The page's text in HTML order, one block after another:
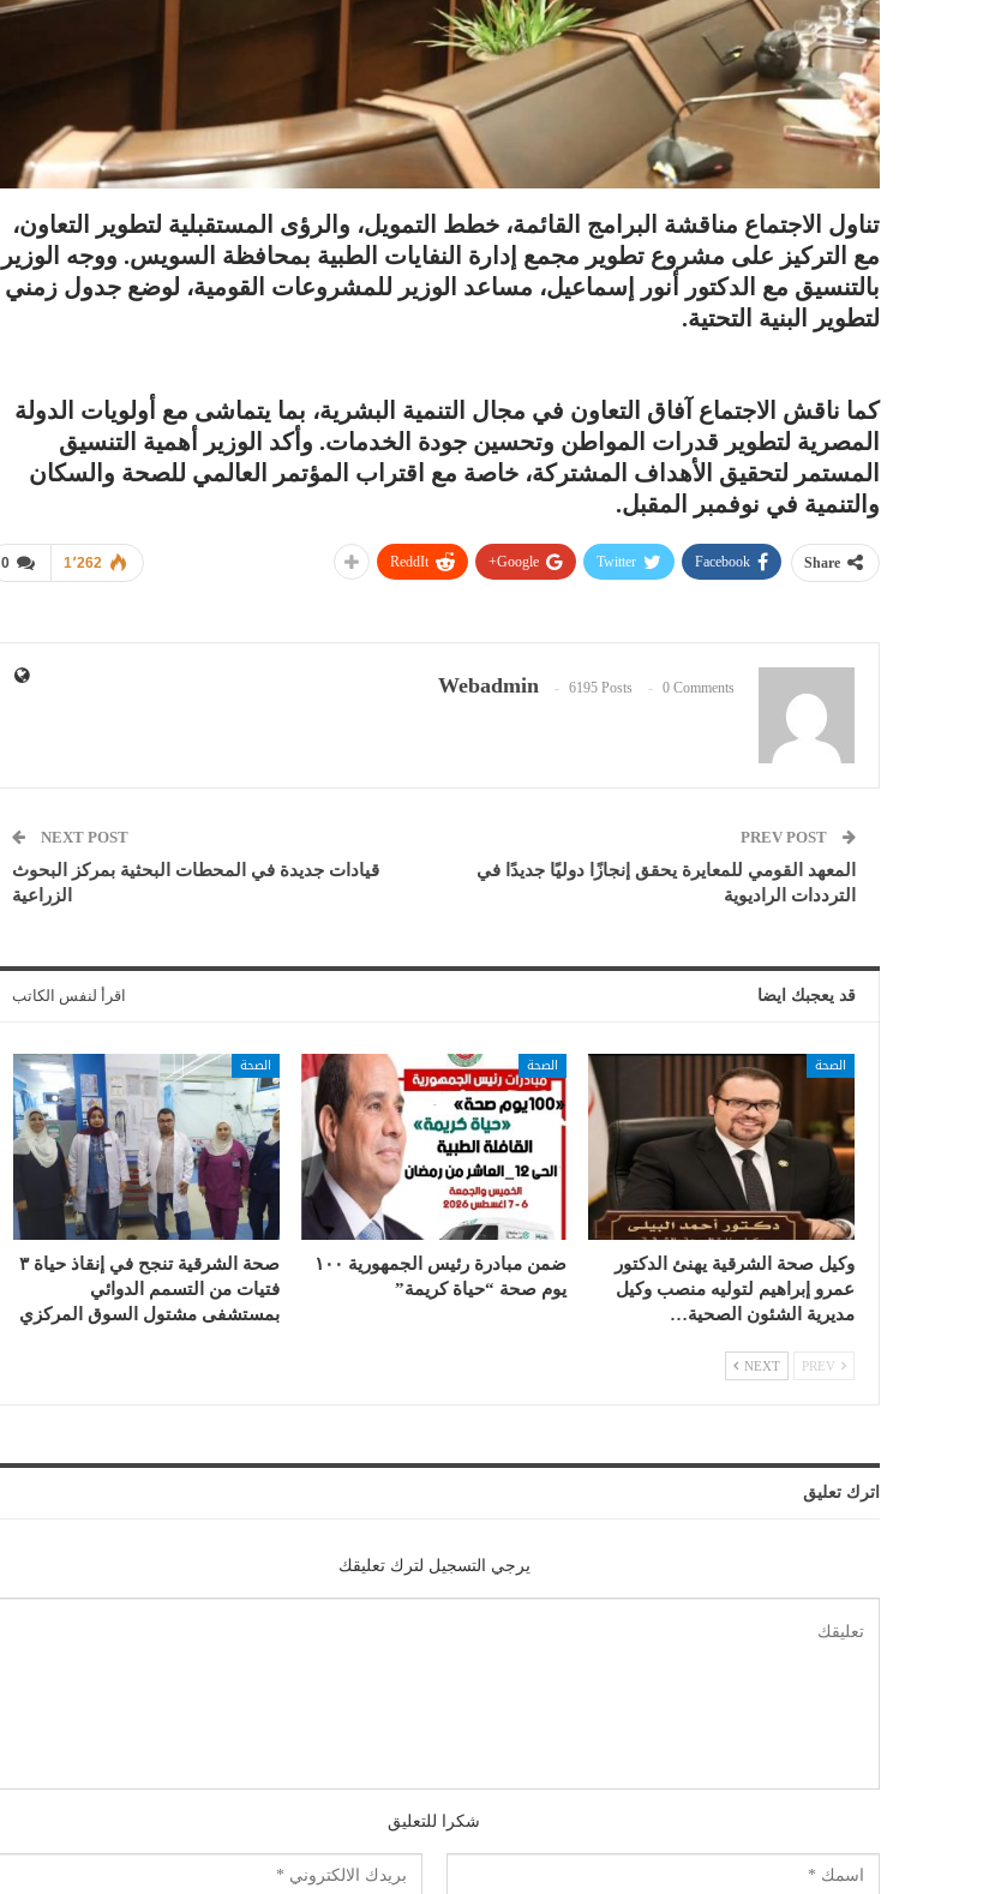
تناول الاجتماع مناقشة البرامج القائمة، خطط التمويل، والرؤى المستقبلية لتطوير التعاون،
مع التركيز على مشروع تطوير مجمع إدارة النفايات الطبية بمحافظة السويس. ووجه الوزير
بالتنسيق مع الدكتور أنور إسماعيل، مساعد الوزير للمشروعات القومية، لوضع جدول زمني
لتطوير البنية التحتية.
كما ناقش الاجتماع آفاق التعاون في مجال التنمية البشرية، بما يتماشى مع أولويات الدولة
المصرية لتطوير قدرات المواطن وتحسين جودة الخدمات. وأكد الوزير أهمية التنسيق
المستمر لتحقيق الأهداف المشتركة، خاصة مع اقتراب المؤتمر العالمي للصحة والسكان
والتنمية في نوفمبر المقبل.
0 1٬262 Share
Facebook
Twitter
Google+
ReddIt
Webadmin 6195 Posts 0 Comments
المعهد القومي للمعايرة يحقق إنجازًا دوليًا جديدًا في
الترددات الراديوية
NEXT POST
قيادات جديدة في المحطات البحثية بمركز البحوث
الزراعية
قد يعجبك ايضا اقرأ لنفس الكاتب
الصحة
وكيل صحة الشرقية يهنئ الدكتور
عمرو إبراهيم لتوليه منصب وكيل
مديرية الشئون الصحية…
الصحة
ضمن مبادرة رئيس الجمهورية ١٠٠
يوم صحة “حياة كريمة”
الصحة
صحة الشرقية تنجح في إنقاذ حياة ٣
فتيات من التسمم الدوائي
بمستشفى مشتول السوق المركزي
NEXT
اترك تعليق
يرجي التسجيل لترك تعليقك
شكرا للتعليق